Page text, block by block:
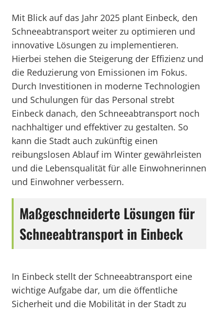
Mit Blick auf das Jahr 2025 plant Einbeck, den
Schneeabtransport weiter zu optimieren und
innovative Lösungen zu implementieren.
Hierbei stehen die Steigerung der Effizienz und
die Reduzierung von Emissionen im Fokus.
Durch Investitionen in moderne Technologien
und Schulungen für das Personal strebt
Einbeck danach, den Schneeabtransport noch
nachhaltiger und effektiver zu gestalten. So
kann die Stadt auch zukünftig einen
reibungslosen Ablauf im Winter gewährleisten
und die Lebensqualität für alle Einwohnerinnen
und Einwohner verbessern.
Maßgeschneiderte Lösungen für
Schneeabtransport in Einbeck
In Einbeck stellt der Schneeabtransport eine
wichtige Aufgabe dar, um die öffentliche
Sicherheit und die Mobilität in der Stadt zu